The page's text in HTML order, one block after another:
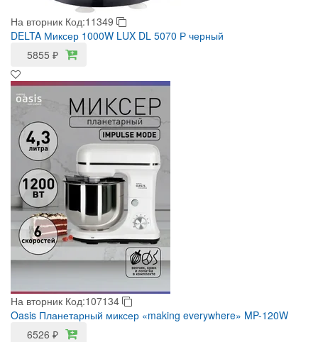
На вторник Код:11349
DELTA Миксер 1000W LUX DL 5070 Р черный
5855 ₽
На вторник Код:107134
Oasis Планетарный миксер «making everywhere» MP-120W
6526 ₽